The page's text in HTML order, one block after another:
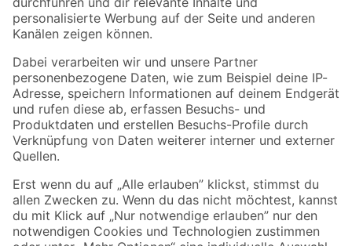
Folge uns
Zahlungsarten Versandarten
Sicher einkaufen
Jetzt die toom-App herunterladen